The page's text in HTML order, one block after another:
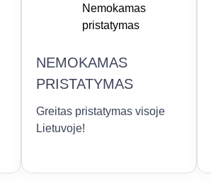
NEMOKAMAS
PRISTATYMAS
Greitas pristatymas visoje
Lietuvoje!